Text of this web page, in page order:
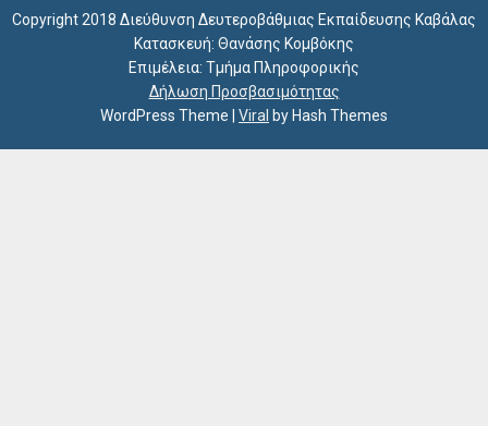
Copyright 2018 Διεύθυνση Δευτεροβάθμιας Εκπαίδευσης Καβάλας
Κατασκευή: Θανάσης Κομβόκης
Επιμέλεια: Τμήμα Πληροφορικής
Δήλωση Προσβασιμότητας
WordPress Theme
Viral by Hash Themes